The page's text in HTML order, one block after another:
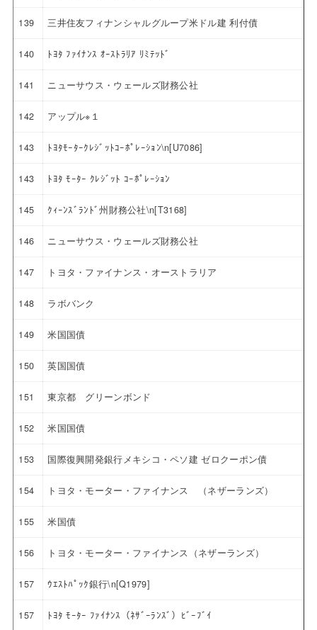
139 三井住友フィナンシャルグループ米ドル建 利付債
140 ﾄﾖﾀ ﾌｧｲﾅﾝｽ ｵｰｽﾄﾗﾘｱ ﾘﾐﾃｯﾄﾞ
141 ニューサウス・ウェールズ財務公社
142 アップル※１
143 ﾄﾖﾀﾓｰﾀｰｸﾚｼﾞｯﾄｺｰﾎﾟﾚｰｼｮﾝ\n[U7086]
143 ﾄﾖﾀ ﾓｰﾀｰ ｸﾚｼﾞｯﾄ ｺｰﾎﾟﾚｰｼｮﾝ
145 ｸｨｰﾝｽﾞﾗﾝﾄﾞ州財務公社\n[T3168]
146 ニューサウス・ウェールズ財務公社
147 トヨタ・ファイナンス・オーストラリア
148 ラボバンク
149 米国国債
150 英国国債
151 東京都 グリーンボンド
152 米国国債
153 国際復興開発銀行メキシコ・ペソ建 ゼロクーポン債
154 トヨタ・モーター・ファイナンス （ネザーランズ）
155 米国債
156 トヨタ・モーター・ファイナンス（ネザーランズ）
157 ｳｴｽﾄﾊﾟｯｸ銀行\n[Q1979]
157 ﾄﾖﾀ ﾓｰﾀｰ ﾌｧｲﾅﾝｽ（ﾈｻﾞｰﾗﾝｽﾞ）ﾋﾞｰﾌﾞｲ